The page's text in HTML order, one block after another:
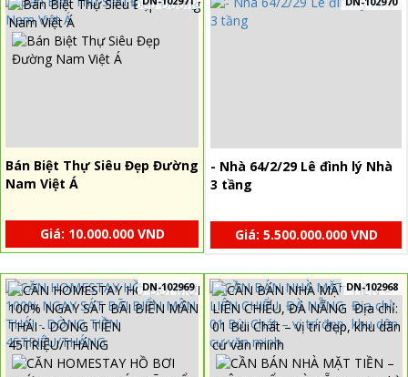
Bán Biệt Thự Siêu Đẹp Đường
Nam Việt Á
Giá: 10.000.000 VND
- Nhà 64/2/29 Lê đình lý Nhà
3 tầng
Giá: 5.500.000.000 VND
DN-102969 DN-102968